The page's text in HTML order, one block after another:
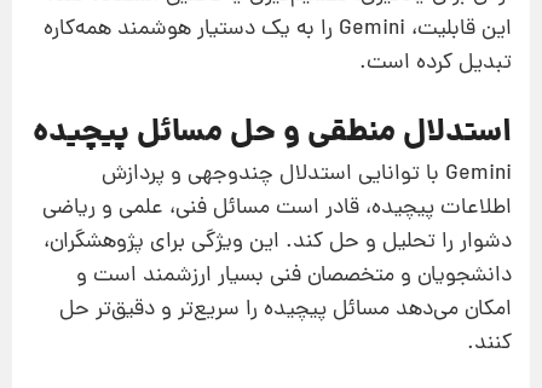
این قابلیت، Gemini را به یک دستیار هوشمند همه‌کاره
تبدیل کرده است.
استدلال منطقی و حل مسائل پیچیده
Gemini با توانایی استدلال چندوجهی و پردازش
اطلاعات پیچیده، قادر است مسائل فنی، علمی و ریاضی
دشوار را تحلیل و حل کند. این ویژگی برای پژوهشگران،
دانشجویان و متخصصان فنی بسیار ارزشمند است و
امکان می‌دهد مسائل پیچیده را سریع‌تر و دقیق‌تر حل
کنند.